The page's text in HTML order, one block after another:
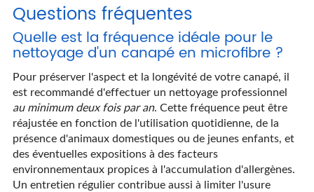
Questions fréquentes
Quelle est la fréquence idéale pour le
nettoyage d'un canapé en microfibre ?
Pour préserver l'aspect et la longévité de votre canapé, il
est recommandé d'effectuer un nettoyage professionnel
au minimum deux fois par an. Cette fréquence peut être
réajustée en fonction de l'utilisation quotidienne, de la
présence d'animaux domestiques ou de jeunes enfants, et
des éventuelles expositions à des facteurs
environnementaux propices à l'accumulation d'allergènes.
Un entretien régulier contribue aussi à limiter l'usure